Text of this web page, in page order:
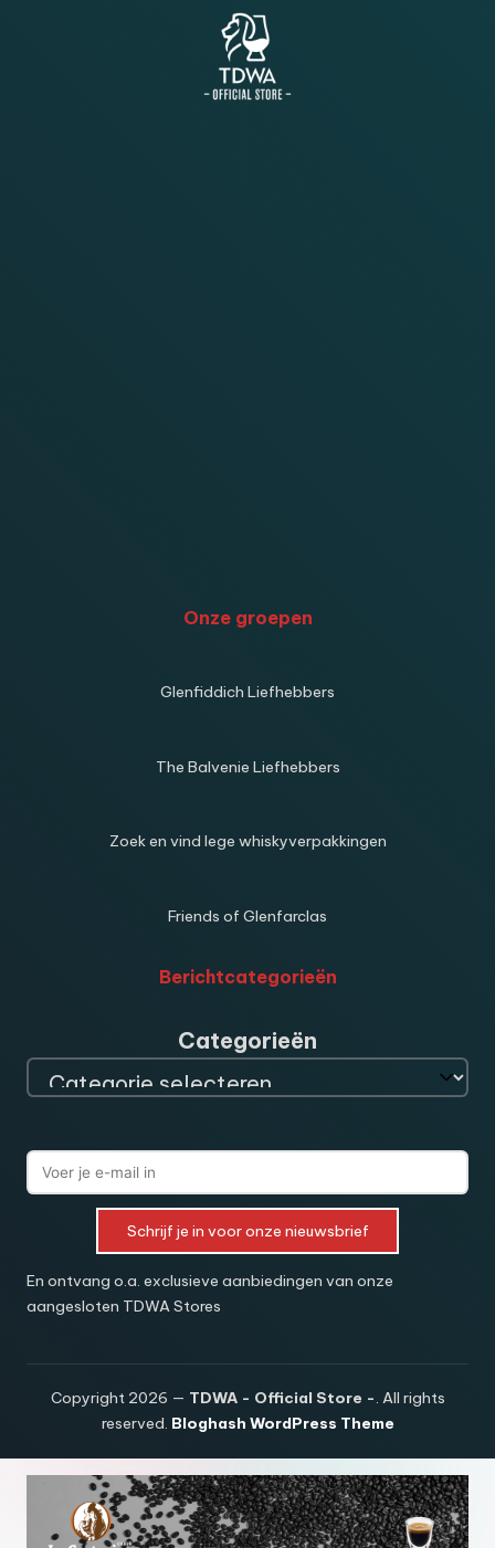
Onze groepen
Glenfiddich Liefhebbers
The Balvenie Liefhebbers
Zoek en vind lege whiskyverpakkingen
Friends of Glenfarclas
Berichtcategorieën
Categorieën
Schrijf je in voor onze nieuwsbrief
En ontvang o.a. exclusieve aanbiedingen van onze
aangesloten TDWA Stores
Copyright 2026 — TDWA - Official Store -. All rights
reserved. Bloghash WordPress Theme